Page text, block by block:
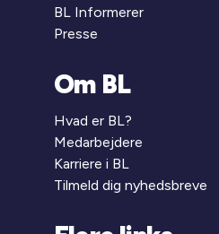
BL Informerer
Presse
Om BL
Hvad er BL?
Medarbejdere
Karriere i BL
Tilmeld dig nyhedsbreve